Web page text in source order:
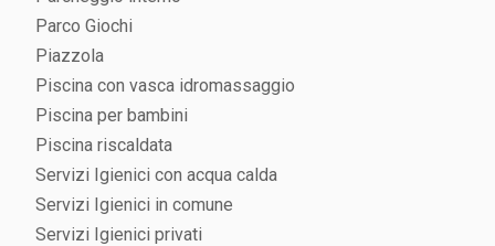
Parco Giochi
Piazzola
Piscina con vasca idromassaggio
Piscina per bambini
Piscina riscaldata
Servizi Igienici con acqua calda
Servizi Igienici in comune
Servizi Igienici privati